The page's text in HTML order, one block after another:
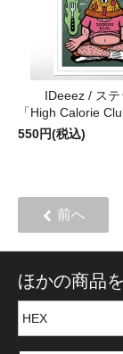
IDeeez / ステ
「High Calorie
550円(税込)
前へ
ほかの商品